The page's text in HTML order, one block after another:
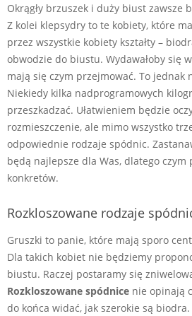
Okrągły brzuszek i duży biust zawsze
Z kolei klepsydry to te kobiety, które
przez wszystkie kobiety kształty –
obwodzie do biustu. Wydawałoby się
mają się czym przejmować. To jednak
Niekiedy kilka nadprogramowych
przeszkadzać. Ułatwieniem będzie
rozmieszczenie, ale mimo wszystko
odpowiednie rodzaje spódnic.
będą najlepsze dla Was, dlatego
konkretów.
Rozkloszowane rodzaje
Gruszki to panie, które mają sporo
Dla takich kobiet nie będziemy
biustu. Raczej postaramy się
Rozkloszowane spódnice nie opinają
do końca widać, jak szerokie są biodra.